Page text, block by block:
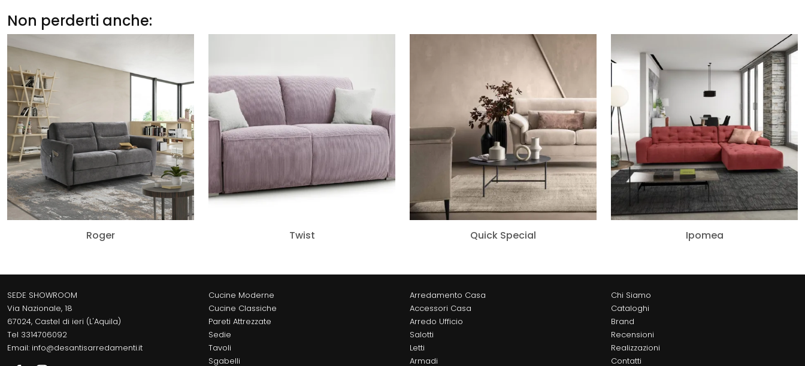
Non perderti anche:
Roger Twist Quick Special Ipomea
SEDE SHOWROOM
Via Nazionale, 18
67024, Castel di ieri (L'Aquila)
Tel 3314706092
Email: info@desantisarredamenti.it
Cucine Moderne
Cucine Classiche
Pareti Attrezzate
Sedie
Tavoli
Sgabelli
Arredamento Casa
Accessori Casa
Arredo Ufficio
Salotti
Letti
Armadi
Chi Siamo
Cataloghi
Brand
Recensioni
Realizzazioni
Contatti